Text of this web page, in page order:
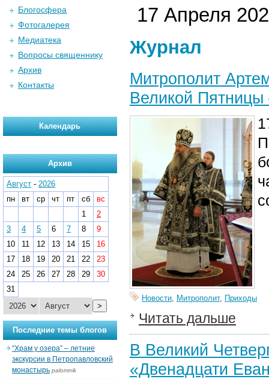
17 Апреля
Журнал
Митрополит
Великой
Новости, Митрополит, Приходы
Читать дальше
В Великий
«Двенадцати
Блогосфера
Фотогалерея
Медиатека
Вопросы священнику
Архив
Контакты
Календарь
Архив
Август - 2026
пн
вт ср чт пт сб
вс
1
2
3
4 5 6 7 8
9
10
11 12 13 14 15
16
17
18 19 20 21 22
23
24
25 26 27 28 29
30
31
>
Последние темы блогов
“Храм у озера” – летние
экскурсии в Петропавловский
монастырь palomnik